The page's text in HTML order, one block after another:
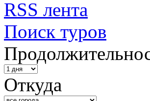
RSS лента
Поиск туров
Откуда